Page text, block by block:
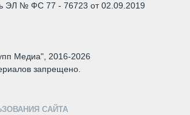
ЭЛ № ФС 77 - 76723 от 02.09.2019
Медиа", 2016-2026
запрещено.
САЙТА